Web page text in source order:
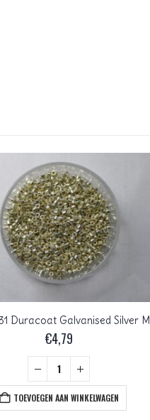
€4,79
TOEVOEGEN AAN WINKELWAGEN